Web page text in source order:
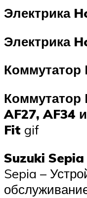
Электрика
Электрика
Коммутатор
Коммутатор
AF27, AF34
Fit gif
Suzuki Sepia
Sepia –